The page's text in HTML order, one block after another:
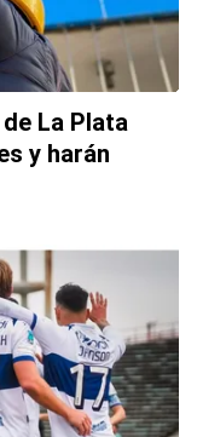
La Plata
y harán